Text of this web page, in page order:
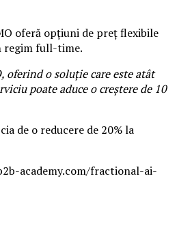
oferă opțiuni de preț flexibile
regim full-time.
oferind o soluție care este atât
poate aduce o creștere de 10
de o reducere de 20% la
academy.com/fractional-ai-